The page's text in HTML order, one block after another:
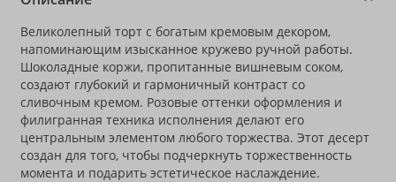
Великолепный торт с богатым кремовым декором,
напоминающим изысканное кружево ручной работы.
Шоколадные коржи, пропитанные вишневым соком,
создают глубокий и гармоничный контраст со
сливочным кремом. Розовые оттенки оформления и
филигранная техника исполнения делают его
центральным элементом любого торжества. Этот десерт
создан для того, чтобы подчеркнуть торжественность
момента и подарить эстетическое наслаждение.